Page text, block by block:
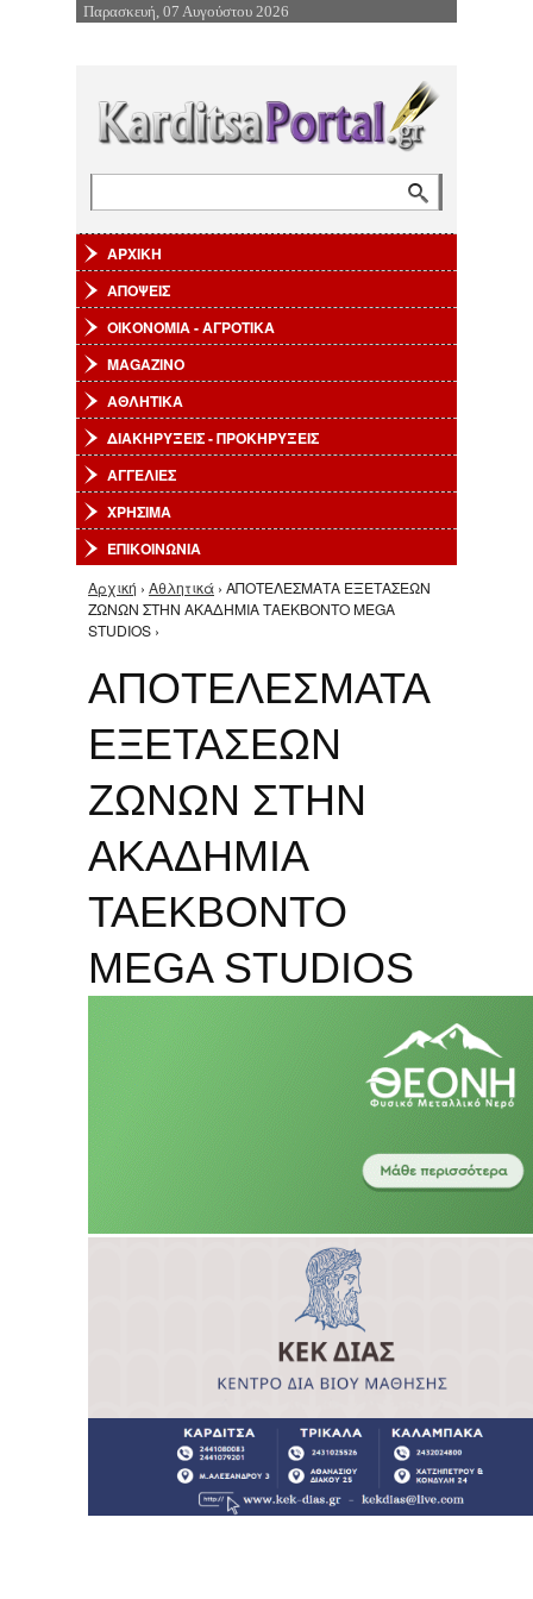
Επιστροφή στην Πλοήγηση
Παρασκευή, 07 Αυγούστου 2026
ΑΡΧΙΚΗ
ΑΠΟΨΕΙΣ
ΟΙΚΟΝΟΜΙΑ - ΑΓΡΟΤΙΚΑ
MAGAZINO
ΑΘΛΗΤΙΚΑ
ΔΙΑΚΗΡΥΞΕΙΣ - ΠΡΟΚΗΡΥΞΕΙΣ
ΑΓΓΕΛΙΕΣ
ΧΡΗΣΙΜΑ
ΕΠΙΚΟΙΝΩΝΙΑ
Είστε εδώ
Αρχική › Αθλητικά › ΑΠΟΤΕΛΕΣΜΑΤΑ ΕΞΕΤΑΣΕΩΝ
ΖΩΝΩΝ ΣΤΗΝ ΑΚΑΔΗΜΙΑ ΤΑΕΚΒΟΝΤΟ MEGA
STUDIOS ›
ΑΠΟΤΕΛΕΣΜΑΤΑ
ΕΞΕΤΑΣΕΩΝ
ΖΩΝΩΝ ΣΤΗΝ
ΑΚΑΔΗΜΙΑ
ΤΑΕΚΒΟΝΤΟ
MEGA STUDIOS